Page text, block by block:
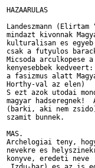
HAZAARULAS
Landeszmann
mindazt kivonnak
kulturalisan es
csak a futyulos
Micsoda arculkopese
kenyesebbek kedveert:
a fasizmus alatt
Horthy-val az elen)
S ezt azok utodai
magyar
(barki, aki nem
szamit bunnek.
Archelogiai teny,
nevekre es
konyve, eredeti neve